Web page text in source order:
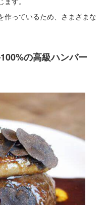
作っているため、さまざまな
の高級ハンバー